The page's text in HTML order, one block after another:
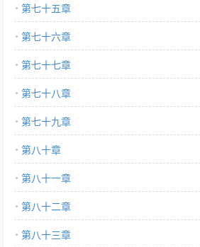
第七十五章
第七十六章
第七十七章
第七十八章
第七十九章
第八十章
第八十一章
第八十二章
第八十三章